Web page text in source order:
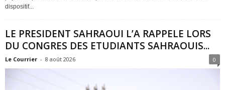
dispositif...
LE PRESIDENT SAHRAOUI L’A RAPPELE LORS
DU CONGRES DES ETUDIANTS SAHRAOUIS...
Le Courrier - 8 août 2026 0